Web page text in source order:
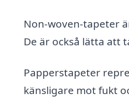
Non-woven-tapeter
De är också lätta att
Papperstapeter
känsligare mot fukt